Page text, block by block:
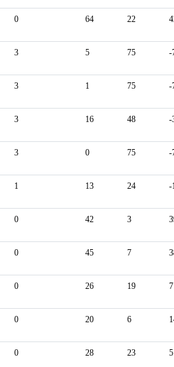
0 64 22
3 5 75 -
3 1 75 -
3 16 48 -
3 0 75 -
1 13 24 -
0 42 3
0 45 7
0 26 19 7
0 20 6
0 28 23 5